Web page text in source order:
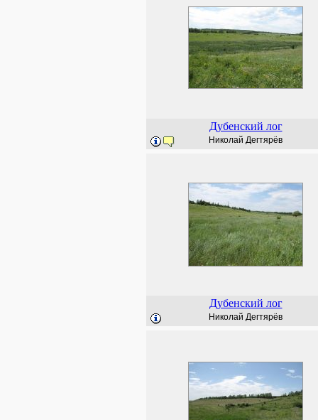
Дубенский лог
Николай Дегтярёв
Дубенский лог
Николай Дегтярёв